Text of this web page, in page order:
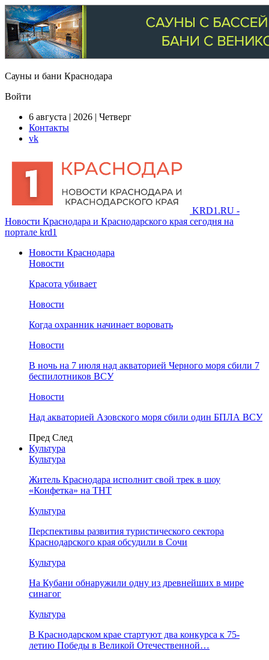
Сауны и бани Краснодара
Войти
6 августа | 2026 | Четверг
Контакты
vk
KRD1.RU -
Новости Краснодара и Краснодарского края сегодня на
портале krd1
Новости Краснодара
Новости
Красота убивает
Новости
Когда охранник начинает воровать
Новости
В ночь на 7 июля над акваторией Черного моря сбили 7
беспилотников ВСУ
Новости
Над акваторией Азовского моря сбили один БПЛА ВСУ
Пред След
Культура
Культура
Житель Краснодара исполнит свой трек в шоу
«Конфетка» на ТНТ
Культура
Перспективы развития туристического сектора
Краснодарского края обсудили в Сочи
Культура
На Кубани обнаружили одну из древнейших в мире
синагог
Культура
В Краснодарском крае стартуют два конкурса к 75-
летию Победы в Великой Отечественной…